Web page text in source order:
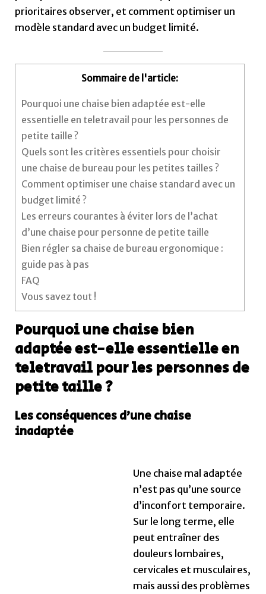
prioritaires observer, et comment optimiser un
modèle standard avec un budget limité.
Sommaire de l'article:
Pourquoi une chaise bien adaptée est-elle
essentielle en teletravail pour les personnes de
petite taille ?
Quels sont les critères essentiels pour choisir
une chaise de bureau pour les petites tailles ?
Comment optimiser une chaise standard avec un
budget limité ?
Les erreurs courantes à éviter lors de l’achat
d’une chaise pour personne de petite taille
Bien régler sa chaise de bureau ergonomique :
guide pas à pas
FAQ
Vous savez tout !
Pourquoi une chaise bien
adaptée est-elle essentielle en
teletravail pour les personnes de
petite taille ?
Les conséquences d’une chaise
inadaptée
Une chaise mal adaptée
n’est pas qu’une source
d’inconfort temporaire.
Sur le long terme, elle
peut entraîner des
douleurs lombaires,
cervicales et musculaires,
mais aussi des problèmes